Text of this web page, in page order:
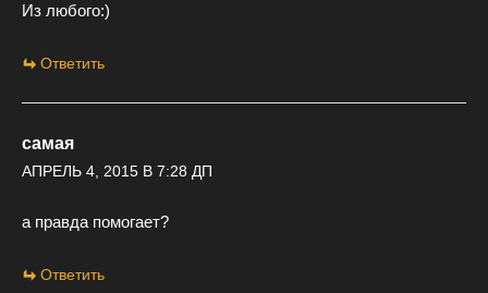
Из любого:)
Ответить
самая
АПРЕЛЬ 4, 2015 В 7:28 ДП
а правда помогает?
Ответить